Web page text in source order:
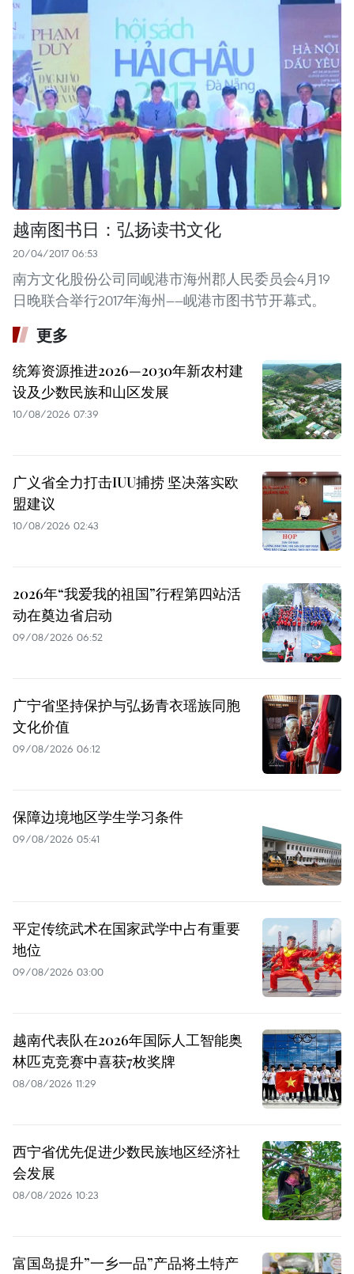
越南图书日：弘扬读书文化
20/04/2017 06:53
南方文化股份公司同岘港市海州郡人民委员会4月19
日晚联合举行2017年海州——岘港市图书节开幕式。
更多
统筹资源推进2026—2030年新农村建
设及少数民族和山区发展
10/08/2026 07:39
广义省全力打击IUU捕捞 坚决落实欧
盟建议
10/08/2026 02:43
2026年“我爱我的祖国”行程第四站活
动在奠边省启动
09/08/2026 06:52
广宁省坚持保护与弘扬青衣瑶族同胞
文化价值
09/08/2026 06:12
保障边境地区学生学习条件
09/08/2026 05:41
平定传统武术在国家武学中占有重要
地位
09/08/2026 03:00
越南代表队在2026年国际人工智能奥
林匹克竞赛中喜获7枚奖牌
08/08/2026 11:29
西宁省优先促进少数民族地区经济社
会发展
08/08/2026 10:23
富国岛提升”一乡一品”产品将土特产